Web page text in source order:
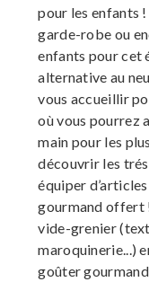
pour les enfants
garde-robe ou
enfants pour cet
alternative au
vous accueillir
où vous pourrez
main pour les
découvrir les
équiper
gourmand offert
vide-grenier
maroquinerie...)
goûter